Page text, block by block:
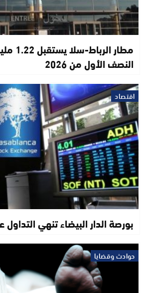
مطار
النصف الأول من 2026
اقتصاد
بورصة الدار البيضاء تنهي
حوادث وقضايا